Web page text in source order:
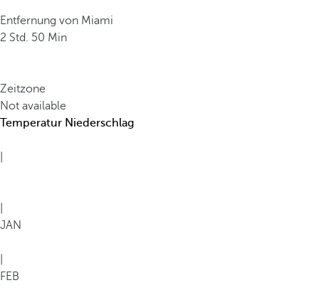
Entfernung von Miami
2 Std. 50 Min
Zeitzone
Not available
Temperatur Niederschlag
JAN
FEB